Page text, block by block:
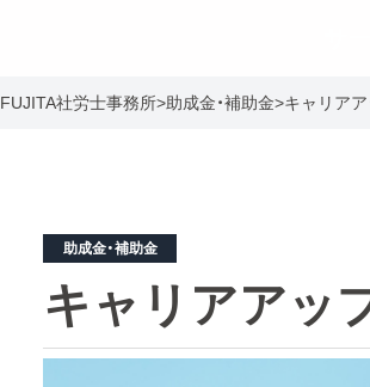
FUJITA社労士事務所>助成金・補助金>キャリア
助成金・補助金
キャリアアッ